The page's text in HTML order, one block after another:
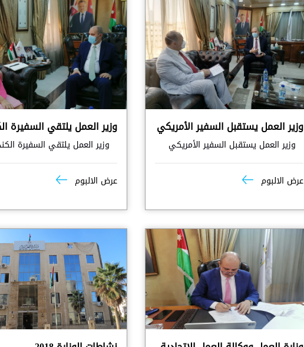
وزير العمل يستقبل السفير الأمريكي
وزير العمل يستقبل السفير الأمريكي
عرض الالبوم
وزير العمل يلتقي السفيرة
وزير العمل يلتقي السفيرة
عرض الالبوم